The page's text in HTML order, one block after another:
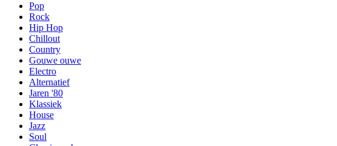
Pop
Rock
Hip Hop
Chillout
Country
Gouwe ouwe
Electro
Alternatief
Jaren '80
Klassiek
House
Jazz
Soul